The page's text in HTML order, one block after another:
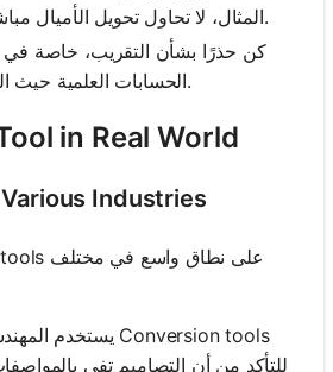
المثال، لا تحاول تحويل الأميال مباشرة إلى كيلوغرامات.
الحسابات العلمية حيث الدقة أمر بالغ الأهمية.
in Real World
Industries
للتأكد من أن التصاميم تفي